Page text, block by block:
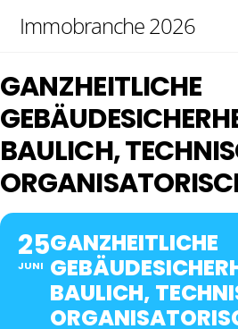
Immobranche 2026
GANZHEITLICHE
BAULICH,
25
JUNI
GANZHEITLICHE
BAULICH,